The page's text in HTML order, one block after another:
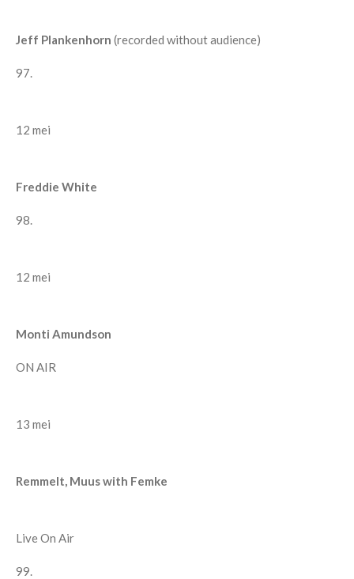
Jeff Plankenhorn (recorded without audience)
97.
12 mei
Freddie White
98.
12 mei
Monti Amundson
ON AIR
13 mei
Remmelt, Muus with Femke
Live On Air
99.